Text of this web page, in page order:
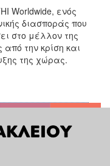
Worldwide, ενός
διασποράς που
στο μέλλον της
την κρίση και
της χώρας.